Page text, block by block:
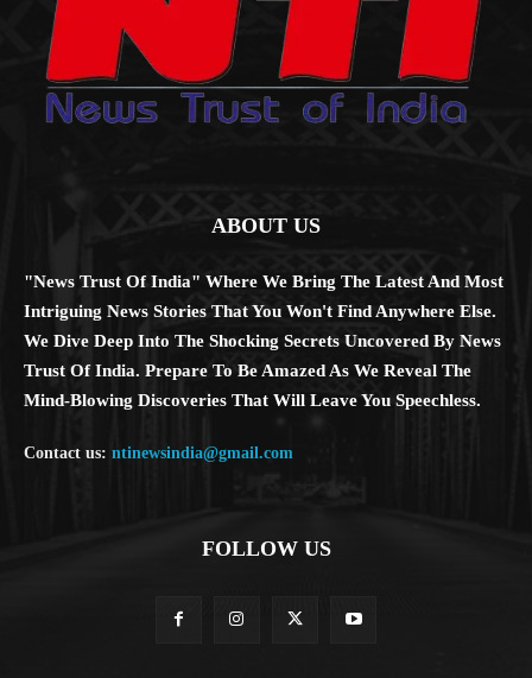
ABOUT US
"News Trust Of India" Where We Bring The Latest And Most
Intriguing News Stories That You Won't Find Anywhere Else.
We Dive Deep Into The Shocking Secrets Uncovered By News
Trust Of India. Prepare To Be Amazed As We Reveal The
Mind-Blowing Discoveries That Will Leave You Speechless.
Contact us: ntinewsindia@gmail.com
FOLLOW US